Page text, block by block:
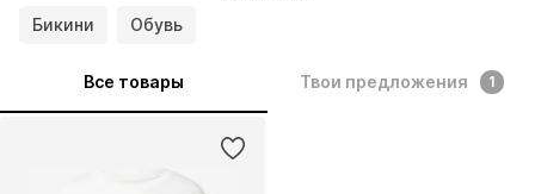
Бикини
Обувь
Все товары Твои предложения 1